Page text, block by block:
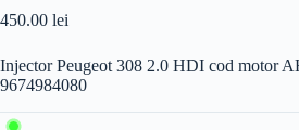
450.00 lei
Injector Peugeot 308 2.0 HDI cod motor
9674984080